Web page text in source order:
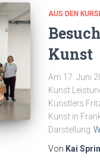
AUS DEN
Kunst
Am 17. Juni
Kunst
Künstlers
Kunst in
Darstellung
Von Kai